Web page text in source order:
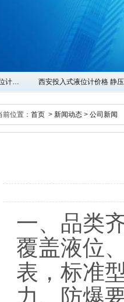
计… 西安投入式液位计价格 静
前位置： 首页 > 新闻动态 > 公司新闻
一、品类
覆盖液位
表，标准
力、防爆